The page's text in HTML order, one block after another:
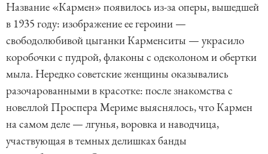
Название «Кармен» появилось из-за оперы, вышедшей
в 1935 году: изображение ее героини —
свободолюбивой цыганки Карменситы — украсило
коробочки с пудрой, флаконы с одеколоном и обертки
мыла. Нередко советские женщины оказывались
разочарованными в красотке: после знакомства с
новеллой Проспера Мериме выяснялось, что Кармен
на самом деле — лгунья, воровка и наводчица,
участвующая в темных делишках банды